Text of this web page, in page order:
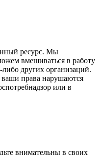
ресурс. Мы
вмешиваться в работу
других организаций.
ваши права нарушаются
или в
внимательны в своих